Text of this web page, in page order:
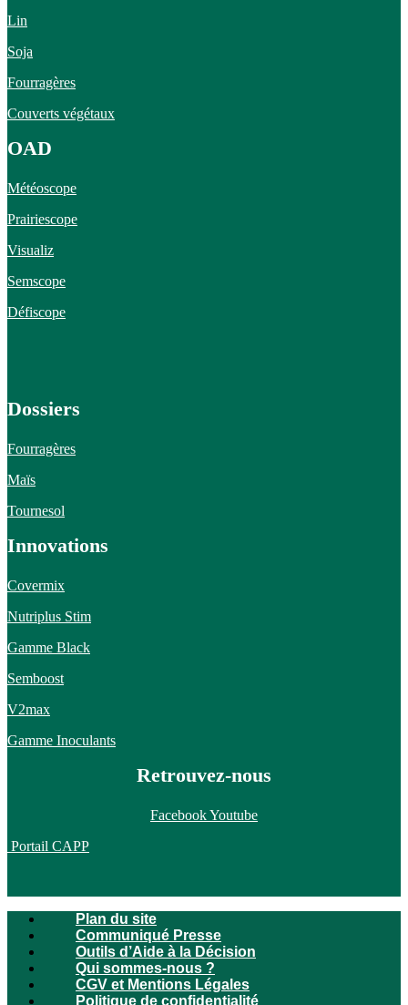
Lin
Soja
Fourragères
Couverts végétaux
OAD
Météoscope
Prairiescope
Visualiz
Semscope
Défiscope
Dossiers
Fourragères
Maïs
Tournesol
Innovations
Covermix
Nutriplus Stim
Gamme Black
Semboost
V2max
Gamme Inoculants
Retrouvez-nous
FacebookYoutube
Portail CAPP
Plan du site
Communiqué Presse
Outils d’Aide à la Décision
Qui sommes-nous ?
CGV et Mentions Légales
Politique de confidentialité